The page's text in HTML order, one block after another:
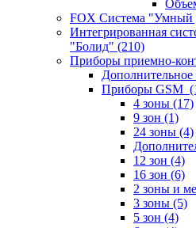
FOX Система "Умный
Интегрированная
"Болид" (210)
Приборы приемно-
Дополнительное
Приборы GSM
4 зоны (17)
9 зон (1)
24 зоны (4)
12 зон (4)
16 зон (6)
2 зоны и
3 зоны (5)
5 зон (4)